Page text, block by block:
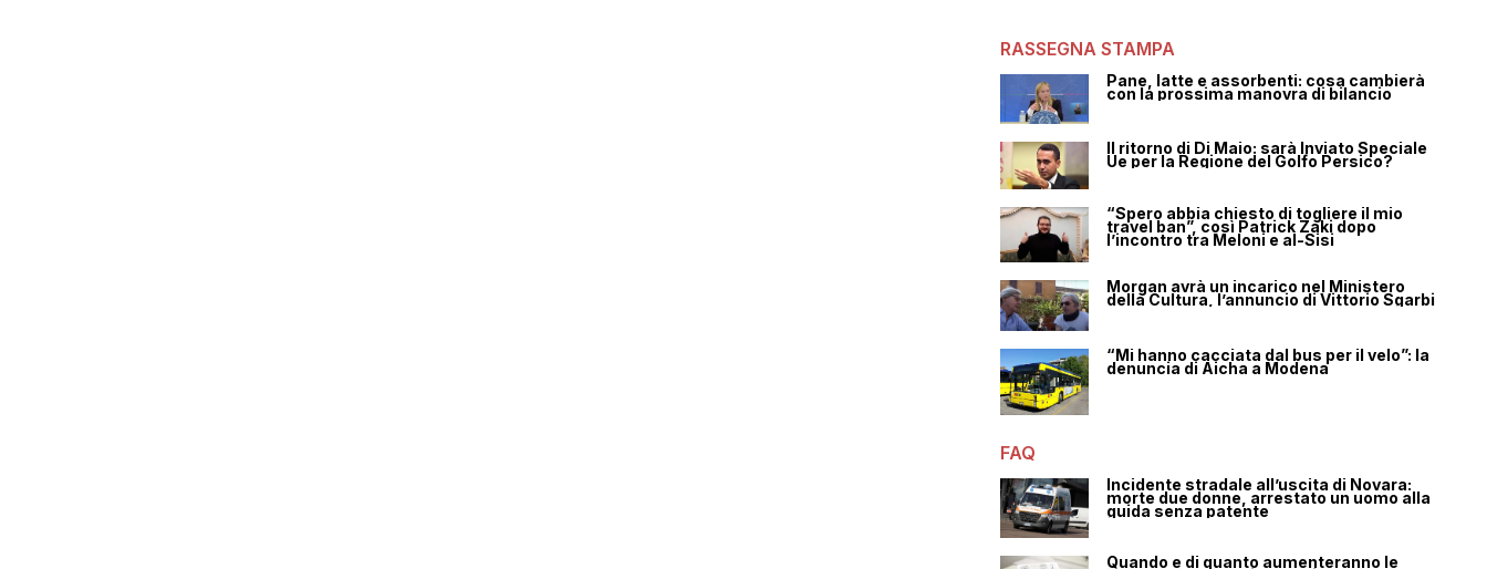
RASSEGNA STAMPA
Pane, latte e assorbenti: cosa cambierà
con la prossima manovra di bilancio
Il ritorno di Di Maio: sarà Inviato Speciale
Ue per la Regione del Golfo Persico?
“Spero abbia chiesto di togliere il mio
travel ban”, così Patrick Zaki dopo
l’incontro tra Meloni e al-Sisi
Morgan avrà un incarico nel Ministero
della Cultura, l’annuncio di Vittorio Sgarbi
“Mi hanno cacciata dal bus per il velo”: la
denuncia di Aicha a Modena
FAQ
Incidente stradale all’uscita di Novara:
morte due donne, arrestato un uomo alla
guida senza patente
Quando e di quanto aumenteranno le